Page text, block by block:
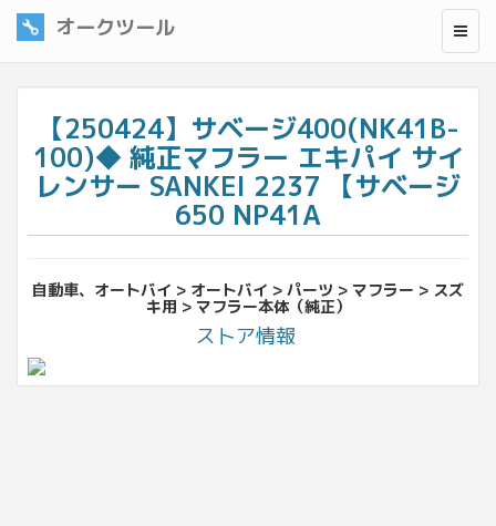
オークツール
【250424】サベージ400(NK41B-
100)◆ 純正マフラー エキパイ サイ
レンサー SANKEI 2237 【サベージ
650 NP41A
自動車、オートバイ > オートバイ > パーツ > マフラー > スズ
キ用 > マフラー本体（純正）
ストア情報